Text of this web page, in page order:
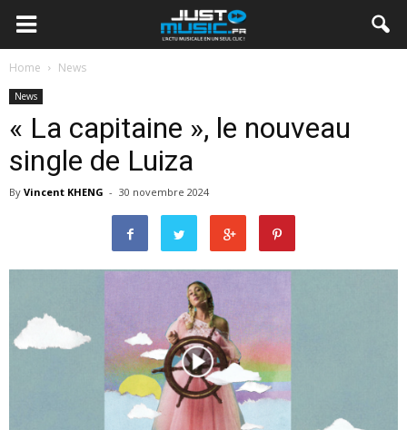
Home News
News
« La capitaine », le nouveau
single de Luiza
By Vincent KHENG - 30 novembre 2024